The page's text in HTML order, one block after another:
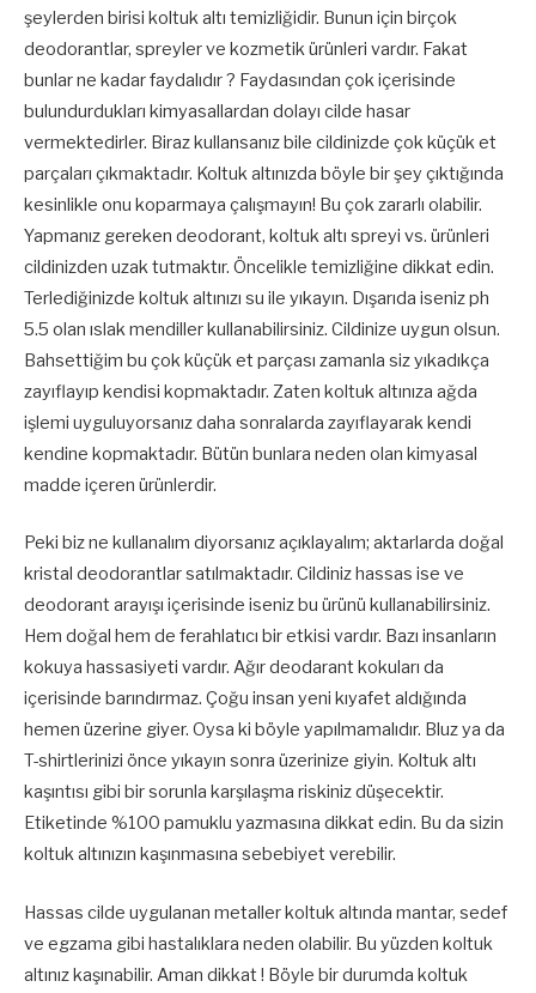
şeylerden birisi koltuk altı temizliğidir. Bunun için birçok
deodorantlar, spreyler ve kozmetik ürünleri vardır. Fakat
bunlar ne kadar faydalıdır ? Faydasından çok içerisinde
bulundurdukları kimyasallardan dolayı cilde hasar
vermektedirler. Biraz kullansanız bile cildinizde çok küçük et
parçaları çıkmaktadır. Koltuk altınızda böyle bir şey çıktığında
kesinlikle onu koparmaya çalışmayın! Bu çok zararlı olabilir.
Yapmanız gereken deodorant, koltuk altı spreyi vs. ürünleri
cildinizden uzak tutmaktır. Öncelikle temizliğine dikkat edin.
Terlediğinizde koltuk altınızı su ile yıkayın. Dışarıda iseniz ph
5.5 olan ıslak mendiller kullanabilirsiniz. Cildinize uygun olsun.
Bahsettiğim bu çok küçük et parçası zamanla siz yıkadıkça
zayıflayıp kendisi kopmaktadır. Zaten koltuk altınıza ağda
işlemi uyguluyorsanız daha sonralarda zayıflayarak kendi
kendine kopmaktadır. Bütün bunlara neden olan kimyasal
madde içeren ürünlerdir.
Peki biz ne kullanalım diyorsanız açıklayalım; aktarlarda doğal
kristal deodorantlar satılmaktadır. Cildiniz hassas ise ve
deodorant arayışı içerisinde iseniz bu ürünü kullanabilirsiniz.
Hem doğal hem de ferahlatıcı bir etkisi vardır. Bazı insanların
kokuya hassasiyeti vardır. Ağır deodarant kokuları da
içerisinde barındırmaz. Çoğu insan yeni kıyafet aldığında
hemen üzerine giyer. Oysa ki böyle yapılmamalıdır. Bluz ya da
T-shirtlerinizi önce yıkayın sonra üzerinize giyin. Koltuk altı
kaşıntısı gibi bir sorunla karşılaşma riskiniz düşecektir.
Etiketinde %100 pamuklu yazmasına dikkat edin. Bu da sizin
koltuk altınızın kaşınmasına sebebiyet verebilir.
Hassas cilde uygulanan metaller koltuk altında mantar, sedef
ve egzama gibi hastalıklara neden olabilir. Bu yüzden koltuk
altınız kaşınabilir. Aman dikkat ! Böyle bir durumda koltuk